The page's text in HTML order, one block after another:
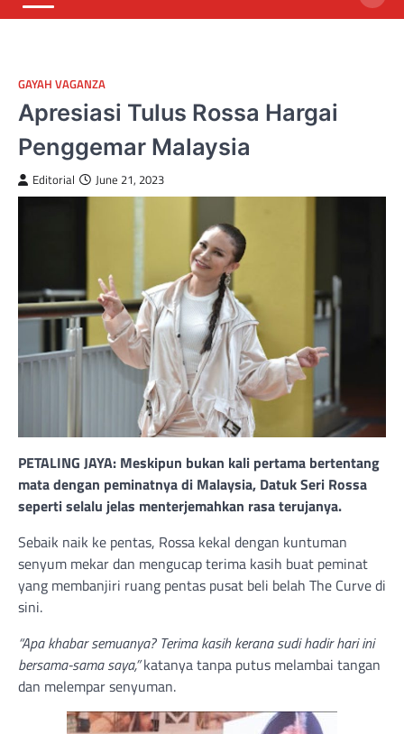
GAYAH VAGANZA
Apresiasi Tulus Rossa Hargai
Penggemar Malaysia
Editorial June 21, 2023
PETALING JAYA: Meskipun bukan kali pertama bertentang
mata dengan peminatnya di Malaysia, Datuk Seri Rossa
seperti selalu jelas menterjemahkan rasa terujanya.
Sebaik naik ke pentas, Rossa kekal dengan kuntuman
senyum mekar dan mengucap terima kasih buat peminat
yang membanjiri ruang pentas pusat beli belah The Curve di
sini.
“Apa khabar semuanya? Terima kasih kerana sudi hadir hari ini
bersama-sama saya,”katanya tanpa putus melambai tangan
dan melempar senyuman.